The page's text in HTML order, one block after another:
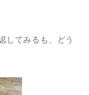
してみるも、どう